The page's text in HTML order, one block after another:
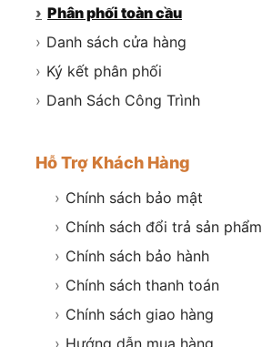
› Phân phối toàn cầu
› Danh sách cửa hàng
› Ký kết phân phối
› Danh Sách Công Trình
Hỗ Trợ Khách Hàng
› Chính sách bảo mật
› Chính sách đổi trả sản phẩm
› Chính sách bảo hành
› Chính sách thanh toán
› Chính sách giao hàng
› Hướng dẫn mua hàng